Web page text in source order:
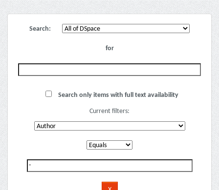
Search:
for
Search only items with full text availability
Current filters: